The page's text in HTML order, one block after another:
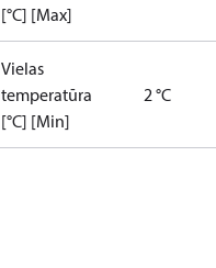
[°C] [Max]
Vielas
temperatūra
[°C] [Min]
2 °C